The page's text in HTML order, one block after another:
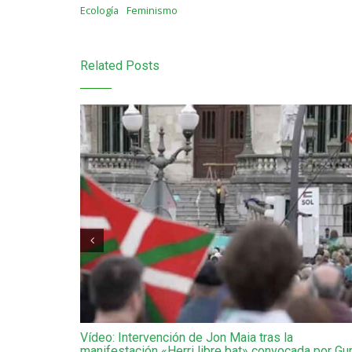
Ecología Feminismo
Related Posts
Vídeo: Intervención de Jon Maia tras la